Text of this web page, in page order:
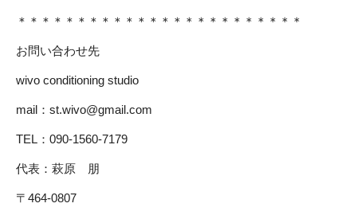
＊＊＊＊＊＊＊＊＊＊＊＊＊＊＊＊＊＊＊＊＊＊＊＊
お問い合わせ先
wivo conditioning studio
mail： st.wivo@gmail.com
TEL：090-1560-7179
代表：萩原 朋
〒464-0807